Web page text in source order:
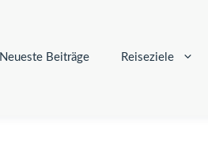
Neueste Beiträge Reiseziele